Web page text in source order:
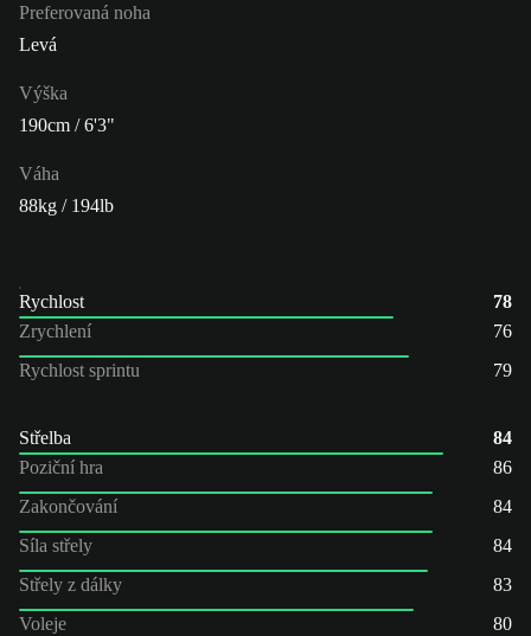
Preferovaná noha
Levá
Výška
190cm / 6'3"
Váha
88kg / 194lb
Rychlost
78
Zrychlení
76
Rychlost sprintu
79
Střelba
84
Poziční hra
86
Zakončování
84
Síla střely
84
Střely z dálky
83
Voleje
80